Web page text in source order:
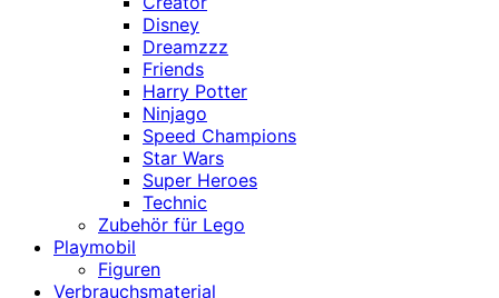
Disney
Dreamzzz
Friends
Harry Potter
Ninjago
Speed Champions
Star Wars
Super Heroes
Technic
Zubehör für Lego
Playmobil
Figuren
Verbrauchsmaterial